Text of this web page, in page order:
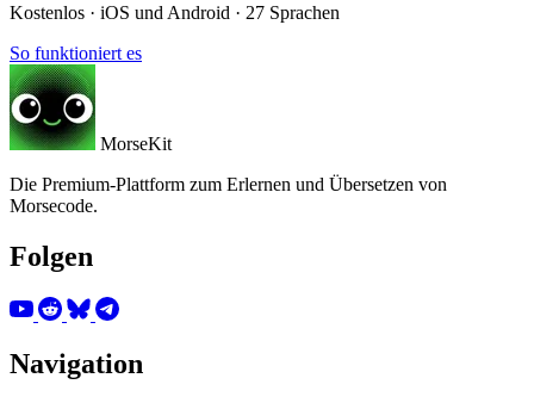
Kostenlos · iOS und Android · 27 Sprachen
So funktioniert es
MorseKit
Die Premium-Plattform zum Erlernen und Übersetzen von
Morsecode.
Folgen
Navigation